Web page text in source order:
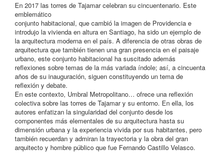
En 2017 las torres de Tajamar celebran su cincuentenario. Este
emblemático
conjunto habitacional, que cambió la imagen de Providencia e
introdujo la vivienda en altura en Santiago, ha sido un ejemplo de
la arquitectura moderna en el país. A diferencia de otras obras de
arquitectura que también tienen una gran presencia en el paisaje
urbano, este conjunto habitacional ha suscitado además
reflexiones sobre temas de la más variada índole; así, a cincuenta
años de su inauguración, siguen constituyendo un tema de
reflexión y debate.
En este contexto, Umbral Metropolitano… ofrece una reflexión
colectiva sobre las torres de Tajamar y su entorno. En ella, los
autores enfatizan la singularidad del conjunto desde los
componentes más elementales de su arquitectura hasta su
dimensión urbana y la experiencia vivida por sus habitantes, pero
también recuerdan y admiran la trayectoria y la obra del gran
arquitecto y hombre público que fue Fernando Castillo Velasco.